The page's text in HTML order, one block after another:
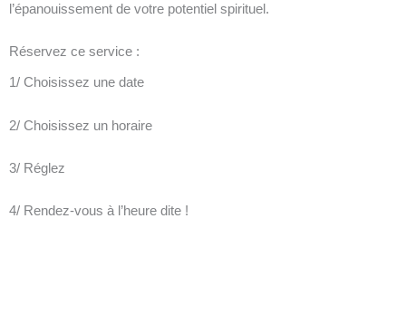
l’épanouissement de votre potentiel spirituel.
Réservez ce service :
1/ Choisissez une date
2/ Choisissez un horaire
3/ Réglez
4/ Rendez-vous à l’heure dite !